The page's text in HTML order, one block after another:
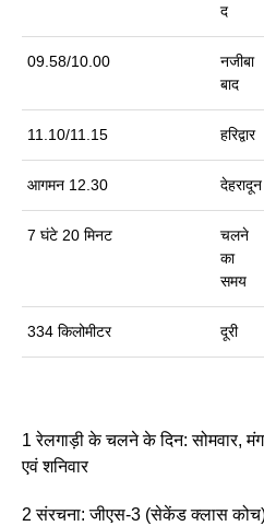
द
09.58/10.00
नजीबा
बाद
11.10/11.15 हरिद्वार
आगमन 12.30 देहरादून
7 घंटे 20 मिनट
चलने
का
समय
334 किलोमीटर दूरी
1 रेलगाड़ी के चलने के दिन: सोमवार,
एवं शनिवार
2 संरचना: जीएस-3 (सेकेंड क्लास